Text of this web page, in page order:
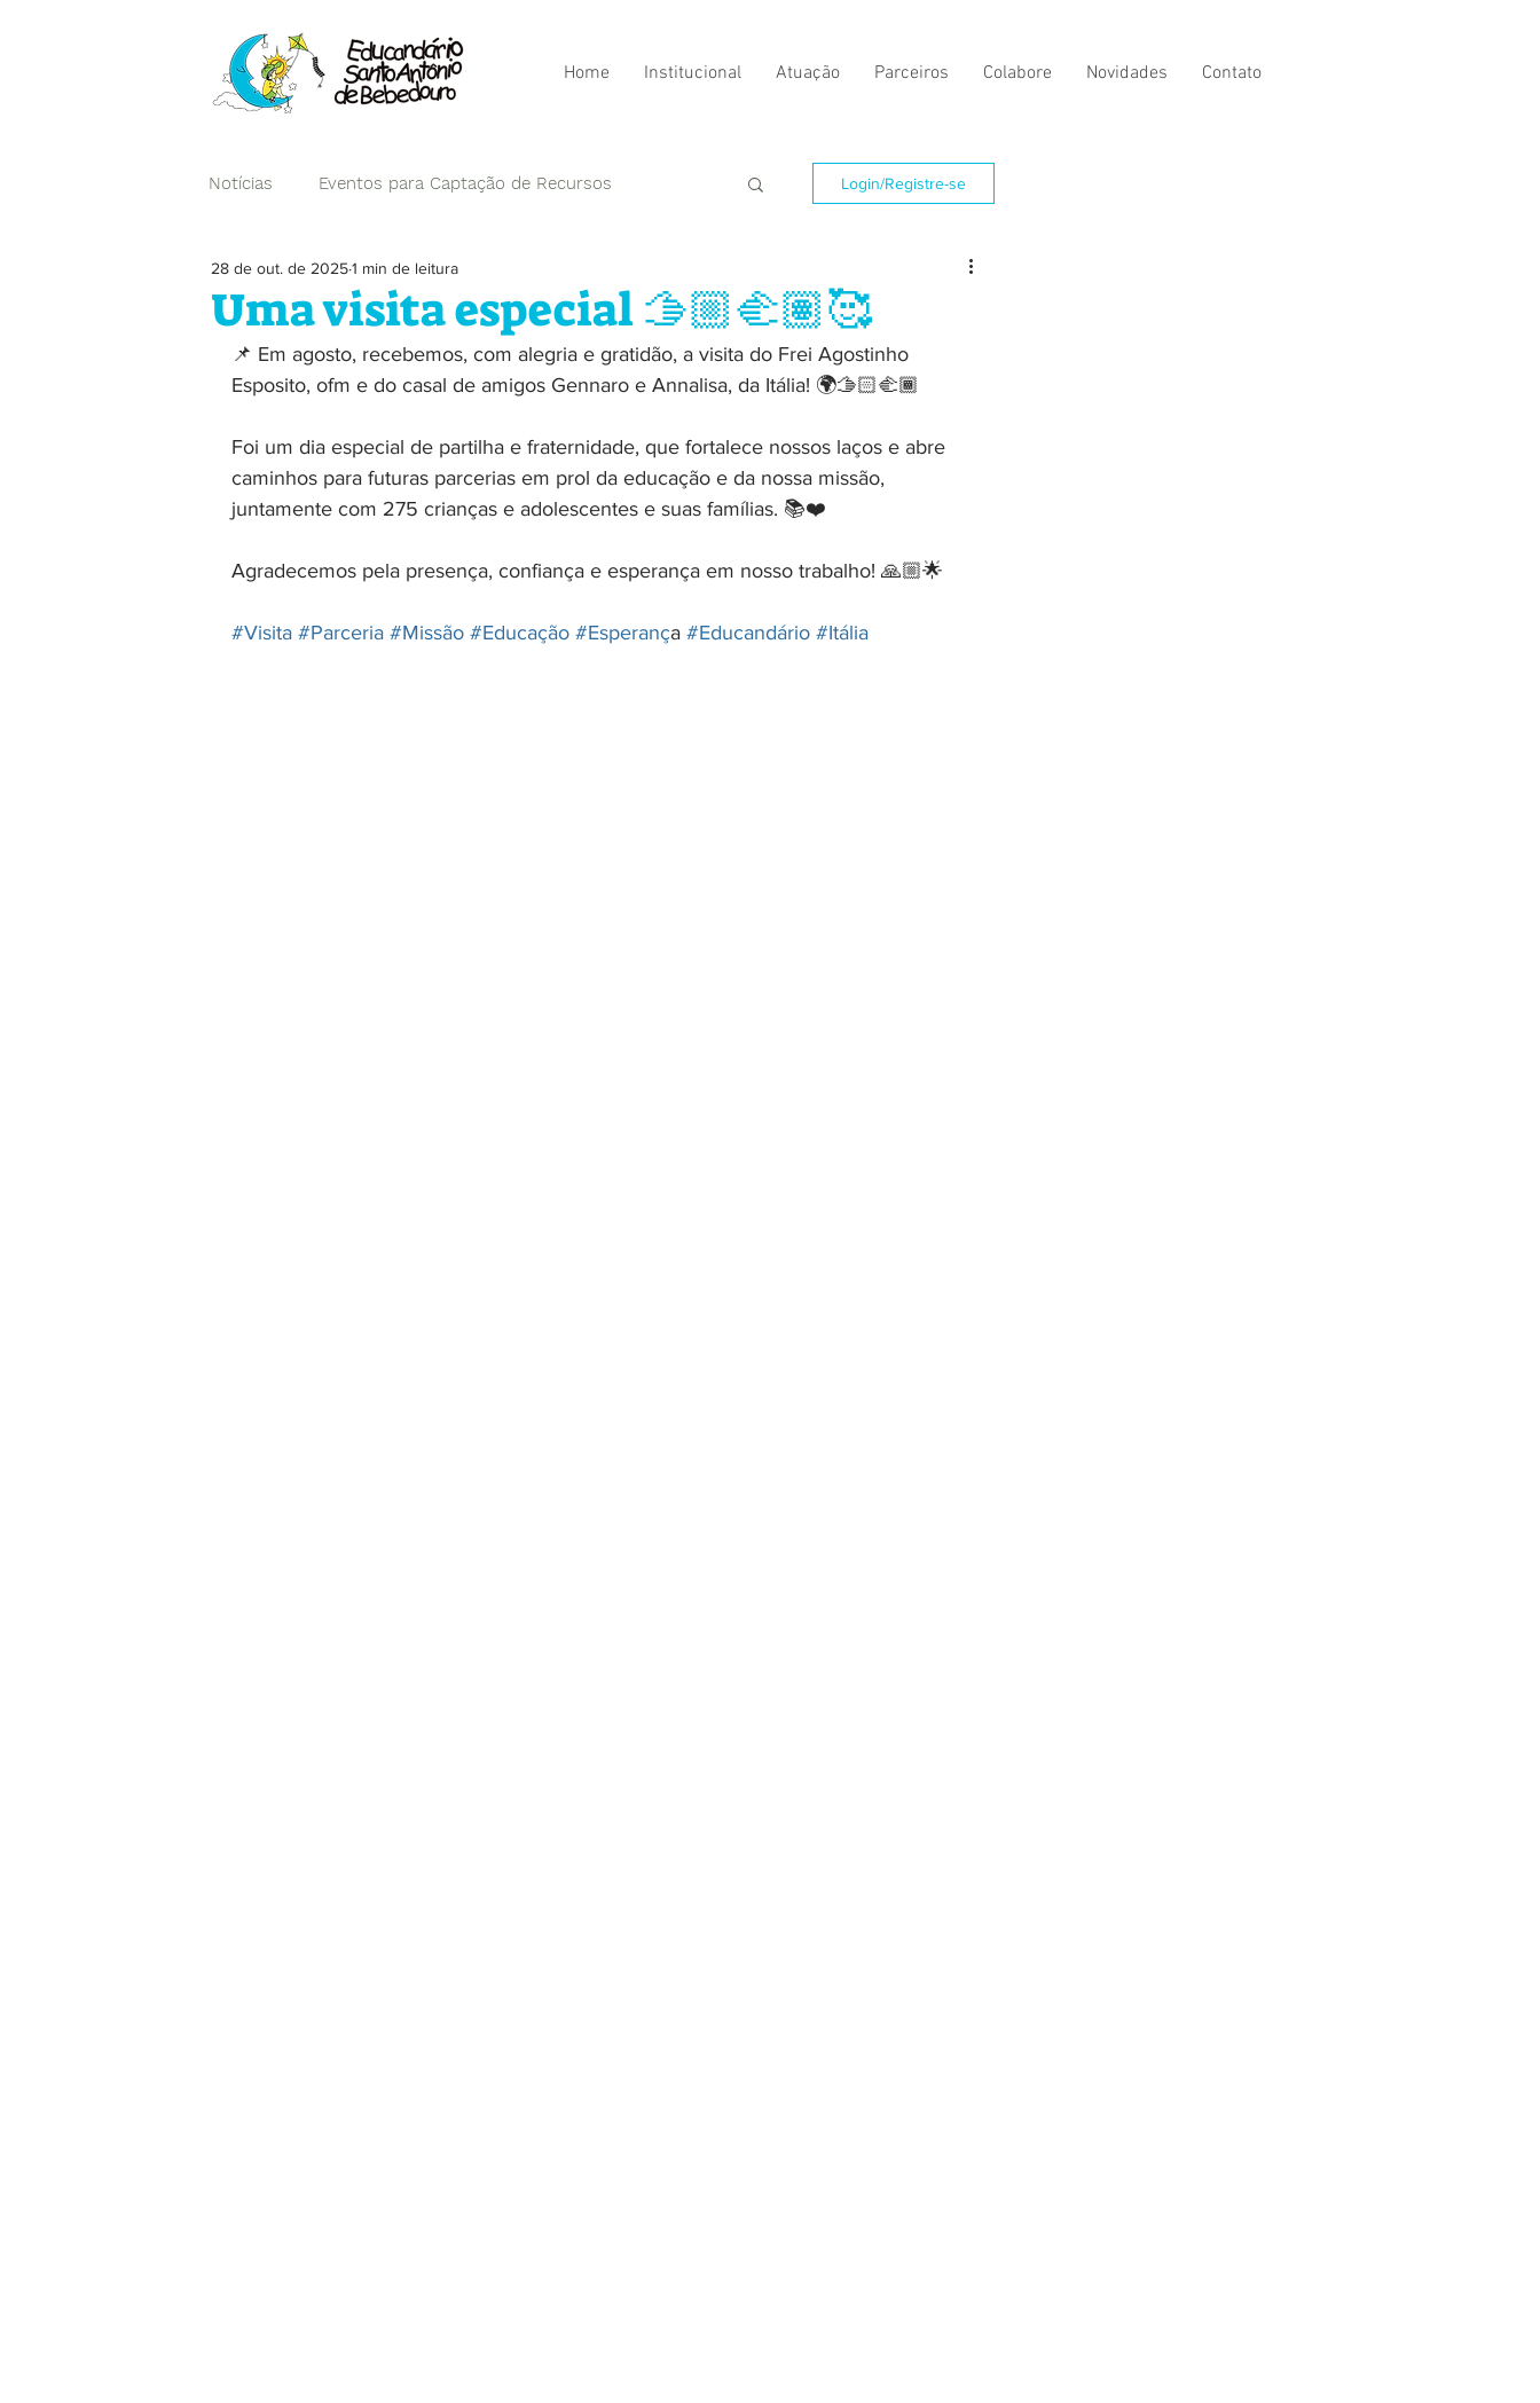
Home Institucional Atuação Parceiros Colabore Novidades Contato
Notícias Eventos para Captação de Recursos
Campanhas
Login/Registre-se
Uma visita especial 🫱🏼‍🫲🏽🥰
28 de out. de 20251 min de leitura
📌 Em agosto, recebemos, com alegria e gratidão, a visita do Frei Agostinho
Esposito, ofm e do casal de amigos Gennaro e Annalisa, da Itália! 🌍🫱🏻‍🫲🏾
Foi um dia especial de partilha e fraternidade, que fortalece nossos laços e abre
caminhos para futuras parcerias em prol da educação e da nossa missão,
juntamente com 275 crianças e adolescentes e suas famílias. 📚❤️
Agradecemos pela presença, confiança e esperança em nosso trabalho! 🙏🏼🌟
#Visita #Parceria #Missão #Educação #Esperança #Educandário #Itália